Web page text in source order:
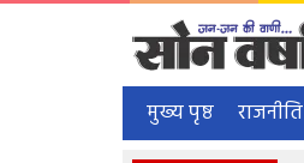
मुख्य पृष्ठ राजनीति